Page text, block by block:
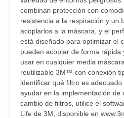
combinan protección con
resistencia a la respiración y un
acoplarlos a la máscara, y el
está diseñado para optimizar el
pueden acoplar de forma rápida
usar en cualquier media
reutilizable 3M™ con conexión
identificar qué filtro es
ayudar en la implementación de
cambio de filtros, utilice el
Life de 3M, disponible en